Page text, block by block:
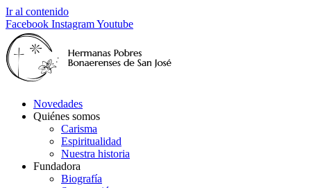
Ir al contenido
Facebook InstagramYoutube
Novedades
Quiénes somos
Carisma
Espiritualidad
Nuestra historia
Fundadora
Biografía